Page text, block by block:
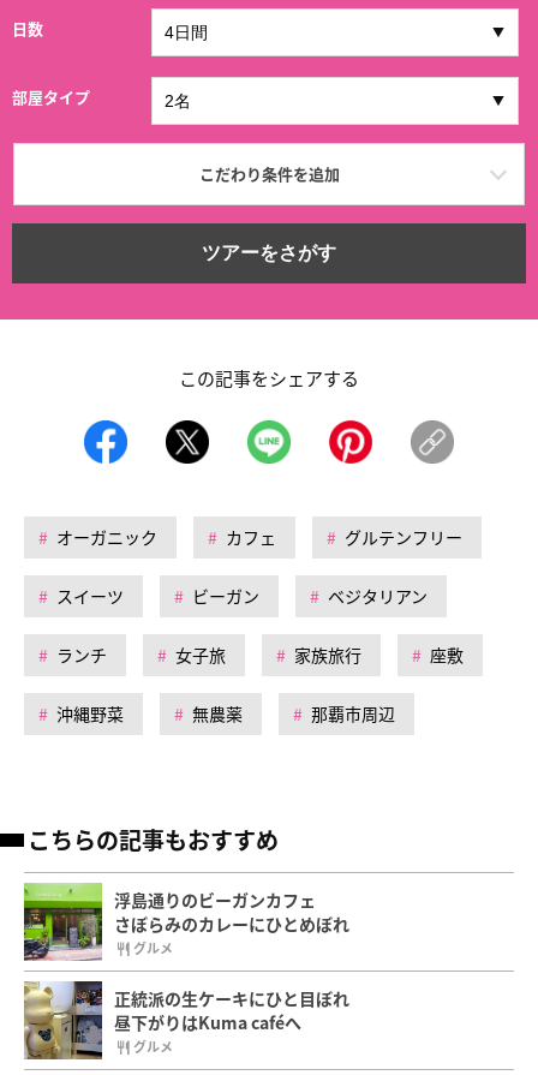
日数
部屋タイプ
こだわり条件を追加
ツアーをさがす
この記事をシェアする
オーガニック カフェ グルテンフリー
スイーツ ビーガン ベジタリアン
ランチ 女子旅 家族旅行 座敷
沖縄野菜 無農薬 那覇市周辺
こちらの記事もおすすめ
浮島通りのビーガンカフェ
さぼらみのカレーにひとめぼれ
グルメ
正統派の生ケーキにひと目ぼれ
昼下がりはKuma caféへ
グルメ